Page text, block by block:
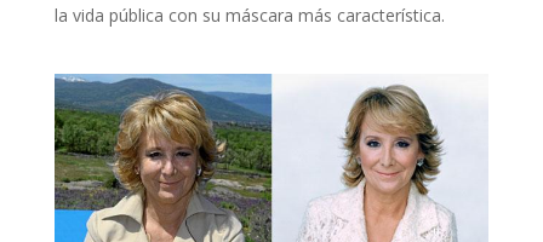
la vida pública con su máscara más característica.